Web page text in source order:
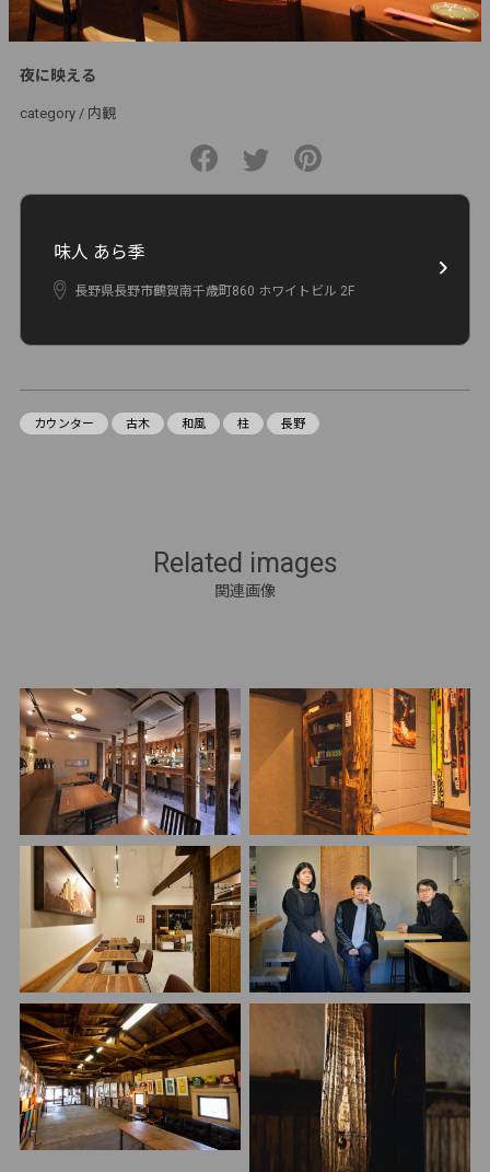
夜に映える
category / 内観
味人 あら季
長野県長野市鶴賀南千歳町860 ホワイトビル 2F
カウンター 古木 和風 柱 長野
Related images
関連画像